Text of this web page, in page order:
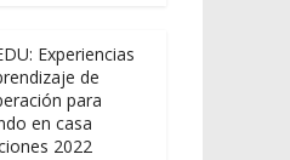
Experiencias
de
para
en casa
2022